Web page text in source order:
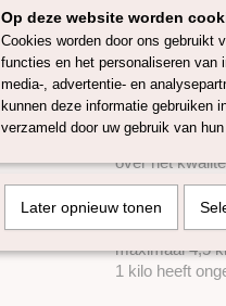
Deze 100%
wol is
Europese
naaldvilten,
in ruim 60
genoeg om
De
over het
De lontwol is
worden los
maximaal 4,5
1 kilo heeft
Op deze website worden
Cookies worden door ons gebruikt
functies en het personaliseren van
media-, advertentie- en
kunnen deze informatie gebruiken
verzameld door uw gebruik van
Later opnieuw tonen